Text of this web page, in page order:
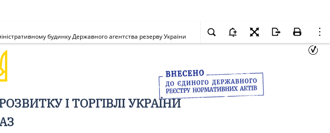
будинку Державного агентства резерву України